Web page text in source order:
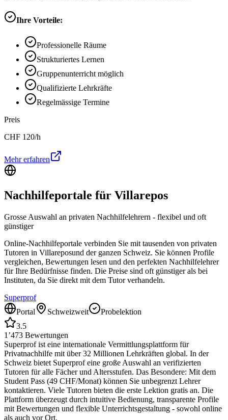
Ihre Vorteile:
Professionelle Räume
Strukturiertes Lernen
Gruppenunterricht möglich
Qualifizierte Lehrkräfte
Regelmässige Termine
Preis
CHF 120/h
Mehr erfahren
Nachhilfeportale für Villarepos
Grosse Auswahl an privaten Nachhilfelehrern - flexibel und oft
günstiger
Online-Nachhilfeportale verbinden Sie mit tausenden von privaten
Tutoren in Villareposund der ganzen Schweiz. Sie können Profile
vergleichen, Bewertungen lesen und den perfekten Nachhilfelehrer
für Ihre Bedürfnisse finden. Die Preise sind oft günstiger als bei
Instituten, da Sie direkt mit dem Tutor verhandeln.
Superprof
Portal
Schweizweit
Probelektion
3.5
1’473 Bewertungen
Superprof ist eine internationale Vermittlungsplattform für
Privatnachhilfe mit über 32 Millionen Lehrkräften global. In der
Schweiz bietet Superprof eine große Auswahl an verifizierten
Tutoren für alle Fächer und Altersstufen. Das Besondere: Mit dem
Student Pass (49 CHF/Monat) können Sie unbegrenzt Lehrer
kontaktieren. Viele Tutoren bieten die erste Lektion gratis an. Die
Plattform überzeugt durch intuitive Bedienung, transparente Profile
mit Bewertungen und flexible Unterrichtsgestaltung - sowohl online
als auch vor Ort.